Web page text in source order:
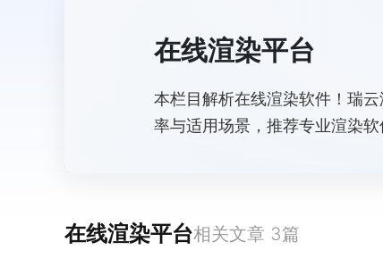
在线渲染平台
本栏目解析在线渲染软件！瑞
率与适用场景，推荐专业渲染
在线渲染平台相关文章 3篇